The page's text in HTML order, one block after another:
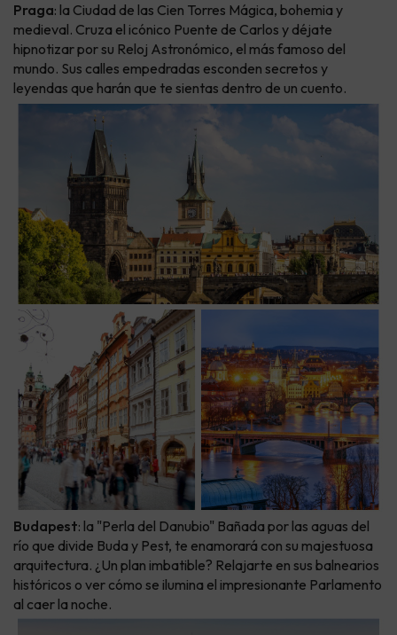
Praga: la Ciudad de las Cien Torres Mágica, bohemia y
medieval. Cruza el icónico Puente de Carlos y déjate
hipnotizar por su Reloj Astronómico, el más famoso del
mundo. Sus calles empedradas esconden secretos y
leyendas que harán que te sientas dentro de un cuento.
Budapest: la "Perla del Danubio" Bañada por las aguas del
río que divide Buda y Pest, te enamorará con su majestuosa
arquitectura. ¿Un plan imbatible? Relajarte en sus balnearios
históricos o ver cómo se ilumina el impresionante Parlamento
al caer la noche.